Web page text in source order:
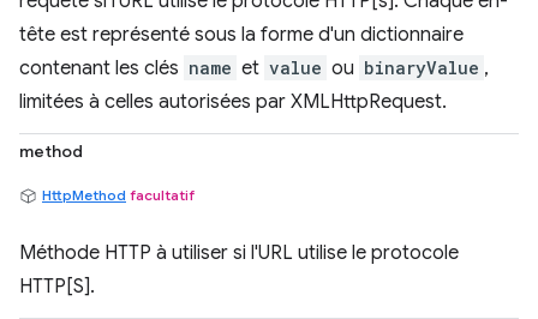
tête est représenté sous la forme d'un dictionnaire
contenant les clés name et value ou binaryValue ,
limitées à celles autorisées par XMLHttpRequest.
method
HttpMethod facultatif
Méthode HTTP à utiliser si l'URL utilise le protocole
HTTP[S].